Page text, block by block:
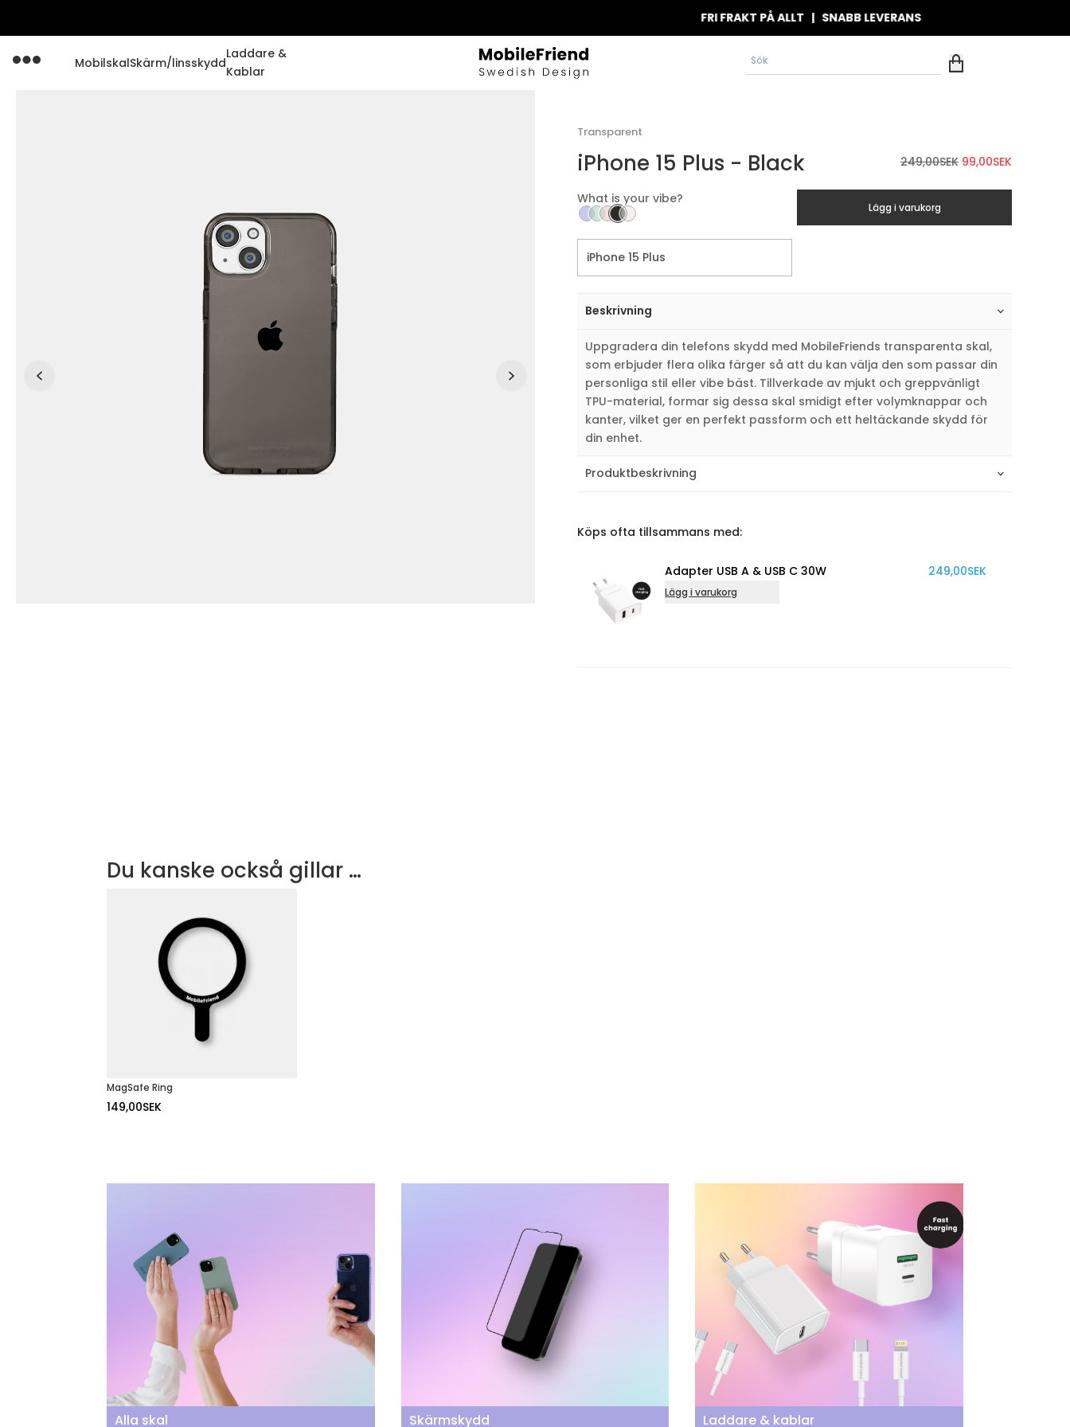
FRI FRAKT PÅ ALLT | SNABB LEVERANS
MobilskalSkärm/linsskydd
Laddare &
Kablar
Transparent
iPhone 15 Plus - Black 249,00SEK Det
99,00SEKDet
What is your vibe?
Lägg i varukorg
Beskrivning
Uppgradera din telefons skydd med MobileFriends transparenta skal,
som erbjuder flera olika färger så att du kan välja den som passar din
personliga stil eller vibe bäst. Tillverkade av mjukt och greppvänligt
TPU-material, formar sig dessa skal smidigt efter volymknappar och
kanter, vilket ger en perfekt passform och ett heltäckande skydd för
din enhet.
Produktbeskrivning
Köps ofta tillsammans med:
Adapter USB A & USB C 30W
Lägg i varukorg
SEK
Du kanske också gillar …
MagSafe Ring
149,00SEK
Alla skal Skärmskydd Laddare & kablar